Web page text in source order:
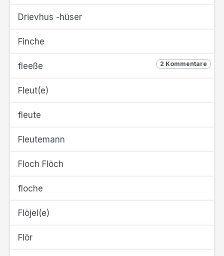
Drievhus -hüser
Finche
2 Kommentare
fleeße
Fleut(e)
fleute
Fleutemann
Floch Flöch
floche
Flöjel(e)
Flör